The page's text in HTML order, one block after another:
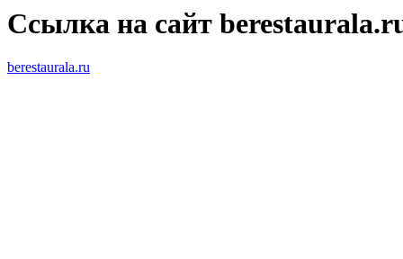
Ссылка на сайт
berestaurala.ru